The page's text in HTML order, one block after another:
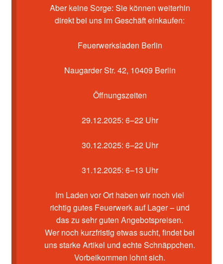
Aber keine Sorge: Sie können weiterhin
direkt bei uns im Geschäft einkaufen:
Feuerwerksladen Berlin
Naugarder Str. 42, 10409 Berlin
Öffnungszeiten
29.12.2025: 6–22 Uhr
30.12.2025: 6–22 Uhr
31.12.2025: 6–13 Uhr
Im Laden vor Ort haben wir noch viel
richtig gutes Feuerwerk auf Lager – und
das zu sehr guten Angebotspreisen.
Wer noch kurzfristig etwas sucht, findet bei
uns starke Artikel und echte Schnäppchen.
Vorbeikommen lohnt sich.